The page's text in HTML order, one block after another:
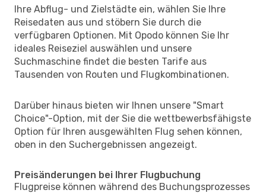
Ihre Abflug- und Zielstädte ein, wählen Sie Ihre
Reisedaten aus und stöbern Sie durch die
verfügbaren Optionen. Mit Opodo können Sie Ihr
ideales Reiseziel auswählen und unsere
Suchmaschine findet die besten Tarife aus
Tausenden von Routen und Flugkombinationen.
Darüber hinaus bieten wir Ihnen unsere "Smart
Choice"-Option, mit der Sie die wettbewerbsfähigste
Option für Ihren ausgewählten Flug sehen können,
oben in den Suchergebnissen angezeigt.
Preisänderungen bei Ihrer Flugbuchung
Flugpreise können während des Buchungsprozesses